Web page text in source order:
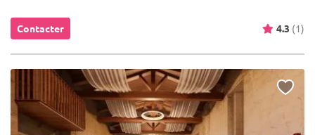
Contacter 4.3 (1)